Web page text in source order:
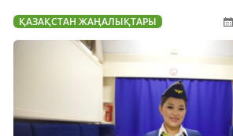
ҚАЗАҚСТАН ЖАҢАЛЫҚТАРЫ